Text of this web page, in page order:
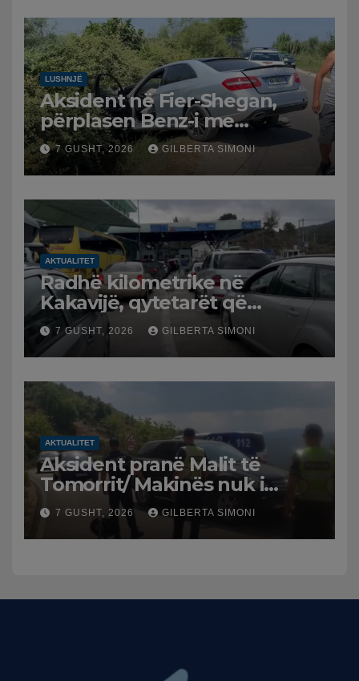
LUSHNJË
Aksident në Fier-Shegan,
përplasen Benz-i me
furgonin, plagoset një i
moshuar
7 GUSHT, 2026 GILBERTA SIMONI
AKTUALITET
Radhë kilometrike në
Kakavijë, qytetarët që
kthehen në Shqipëri
bllokohen në temperatura të
larta, pala greke punon me
ritme të ngadalta
7 GUSHT, 2026 GILBERTA SIMONI
AKTUALITET
Aksident pranë Malit të
Tomorrit/ Makinës nuk i
punuan frenat dhe doli nga
rruga, plagosen 7 persona,
dy në gjendje të rëndë te
7 GUSHT, 2026 GILBERTA SIMONI